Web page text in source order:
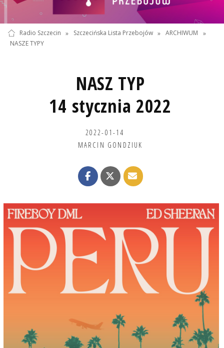
Radio Szczecin » Szczecińska Lista Przebojów » ARCHIWUM
»
NASZE TYPY
NASZ TYP
14 stycznia 2022
2022-01-14
MARCIN GONDZIUK